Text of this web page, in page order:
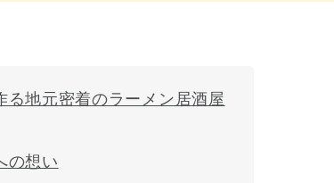
る地元密着のラーメン居酒屋
の想い